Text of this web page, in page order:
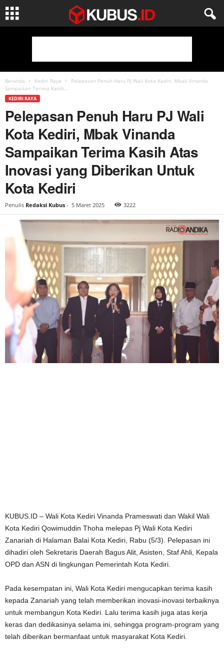
Beranda Kediri Raya
Pelepasan Penuh Haru PJ Wali Kota Kediri, Mbak Vinanda
Sampaikan Terima Kasih...
KEDIRI RAYA
Pelepasan Penuh Haru PJ Wali
Kota Kediri, Mbak Vinanda
Sampaikan Terima Kasih Atas
Inovasi yang Diberikan Untuk
Kota Kediri
Penulis Redaksi Kubus - 5 Maret 2025 3222
KUBUS.ID – Wali Kota Kediri Vinanda Prameswati dan Wakil Wali
Kota Kediri Qowimuddin Thoha melepas Pj Wali Kota Kediri
Zanariah di Halaman Balai Kota Kediri, Rabu (5/3). Pelepasan ini
dihadiri oleh Sekretaris Daerah Bagus Alit, Asisten, Staf Ahli, Kepala
OPD dan ASN di lingkungan Pemerintah Kota Kediri.
Pada kesempatan ini, Wali Kota Kediri mengucapkan terima kasih
kepada Zanariah yang telah memberikan inovasi-inovasi terbaiknya
untuk membangun Kota Kediri. Lalu terima kasih juga atas kerja
keras dan dedikasinya selama ini, sehingga program-program yang
telah diberikan bermanfaat untuk masyarakat Kota Kediri.